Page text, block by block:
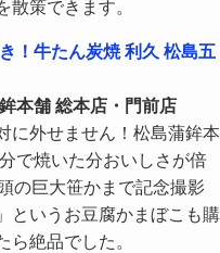
策できます。
！牛たん炭焼 利久 松島五
本舗 総本店・門前店
に外せません！松島蒲鉾本
で焼いた分おいしさが倍
の巨大笹かまで記念撮影
というお豆腐かまぼこも購
ら絶品でした。